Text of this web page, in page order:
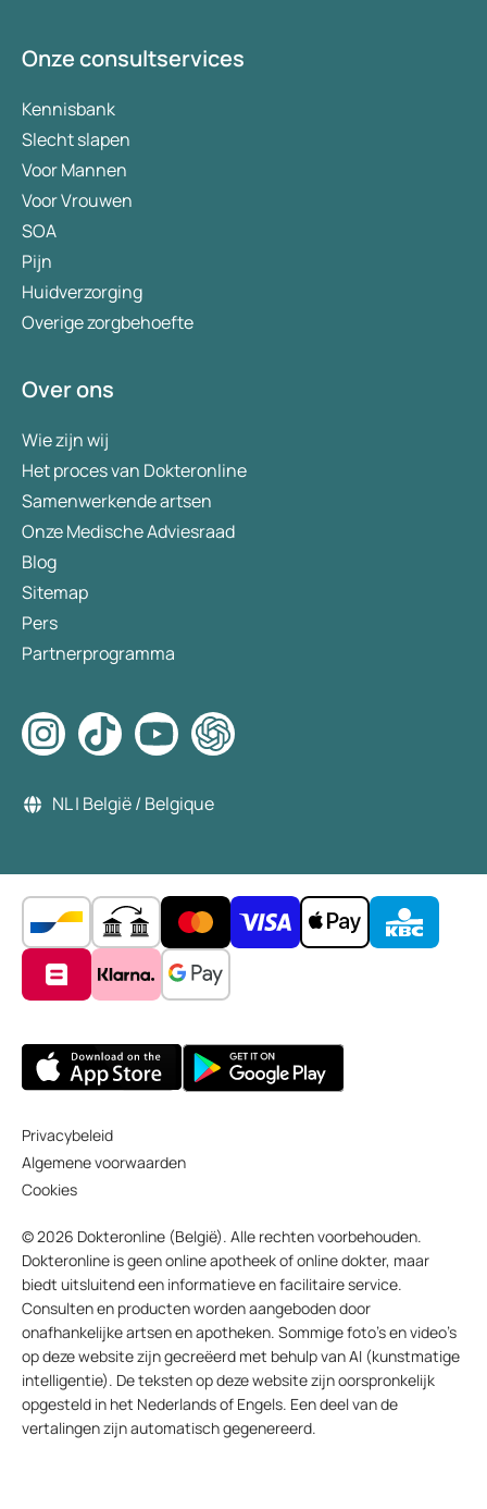
Onze consultservices
Kennisbank
Slecht slapen
Voor Mannen
Voor Vrouwen
SOA
Pijn
Huidverzorging
Overige zorgbehoefte
Over ons
Wie zijn wij
Het proces van Dokteronline
Samenwerkende artsen
Onze Medische Adviesraad
Blog
Sitemap
Pers
Partnerprogramma
NL | België / Belgique
Privacybeleid
Algemene voorwaarden
Cookies
© 2026 Dokteronline (België). Alle rechten voorbehouden.
Dokteronline is geen online apotheek of online dokter, maar
biedt uitsluitend een informatieve en facilitaire service.
Consulten en producten worden aangeboden door
onafhankelijke artsen en apotheken. Sommige foto’s en video’s
op deze website zijn gecreëerd met behulp van AI (kunstmatige
intelligentie). De teksten op deze website zijn oorspronkelijk
opgesteld in het Nederlands of Engels. Een deel van de
vertalingen zijn automatisch gegenereerd.